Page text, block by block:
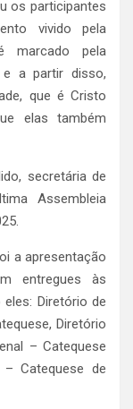
os participantes
vivido pela
marcado pela
e a partir disso,
que é Cristo
elas também
secretária de
Assembleia
a apresentação
entregues às
Diretório de
Diretório
– Catequese
Catequese de